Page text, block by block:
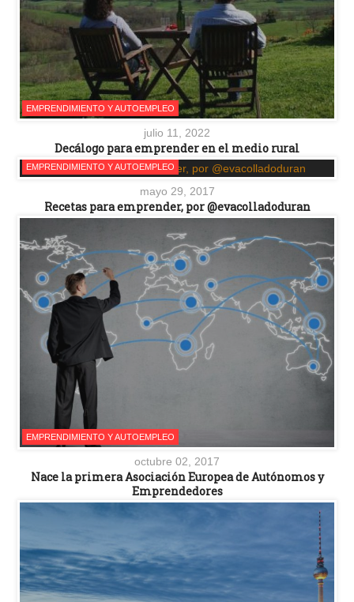
EMPRENDIMIENTO Y AUTOEMPLEO
julio 11, 2022
Decálogo para emprender en el medio rural
EMPRENDIMIENTO Y AUTOEMPLEO
mayo 29, 2017
Recetas para emprender, por @evacolladoduran
EMPRENDIMIENTO Y AUTOEMPLEO
octubre 02, 2017
Nace la primera Asociación Europea de Autónomos y
Emprendedores